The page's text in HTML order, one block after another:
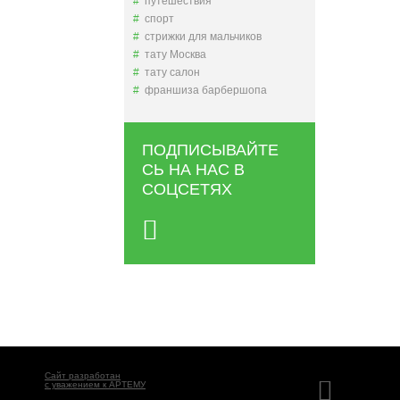
спорт
стрижки для мальчиков
тату Москва
тату салон
франшиза барбершопа
ПОДПИСЫВАЙТЕ
СЬ НА НАС В
СОЦСЕТЯХ
Сайт разработан
с уважением к АРТЕМУ